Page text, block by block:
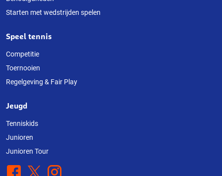
Starten met wedstrijden spelen
Speel tennis
Competitie
Toernooien
Regelgeving & Fair Play
Jeugd
Tenniskids
Junioren
Junioren Tour
Facebook
X Instagram